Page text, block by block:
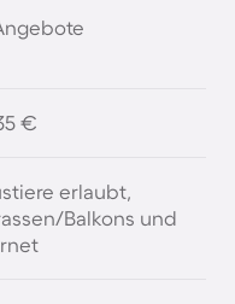
€
erlaubt,
Balkons und